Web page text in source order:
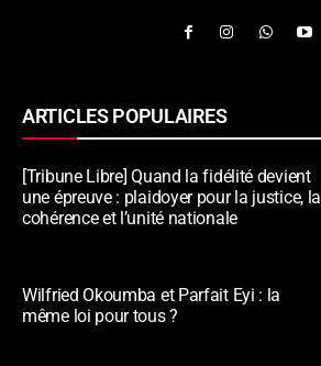
ARTICLES POPULAIRES
[Tribune Libre] Quand la fidélité devient
une épreuve : plaidoyer pour la justice, la
cohérence et l’unité nationale
Wilfried Okoumba et Parfait Eyi : la
même loi pour tous ?